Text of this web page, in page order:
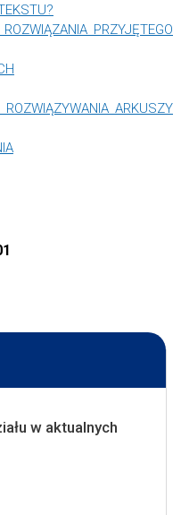
PRZYJĘTEGO
ARKUSZY
w aktualnych